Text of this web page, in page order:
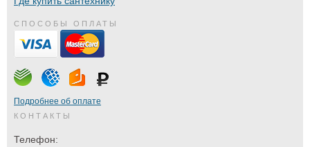
СПОСОБЫ ОПЛАТЫ
Подробнее об оплате
КОНТАКТЫ
Телефон: